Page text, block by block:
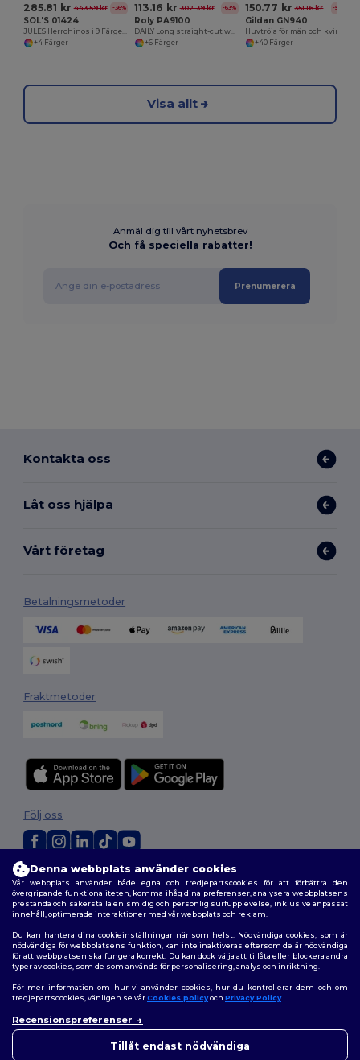
285.81 kr 443.59 kr -36%
SOL'S 01424
+4 Färger
113.16 kr 302.39 kr -63%
Roly PA9100
+6 Färger
150.77 kr 351.16 kr -57%
Gildan GN940
+40 Färger
Visa allt
Anmäl dig till vårt nyhetsbrev
Och få speciella rabatter!
Prenumerera
Kontakta oss
Låt oss hjälpa
Vårt företag
Betalningsmetoder
Fraktmetoder
2026. Alla rättigheter förbehållna
Allmänna Villkor|Anpassad policy| Integritetspolicy |Policy för cookies
|Karta över webbplatsen
Följ oss
Denna webbplats använder cookies
Vår webbplats använder både egna och tredjepartscookies för att förbättra den
övergripande funktionaliteten, komma ihåg dina preferenser, analysera webbplatsens
prestanda och säkerställa en smidig och personlig surfupplevelse, inklusive anpassat
innehåll, optimerade interaktioner med vår webbplats och reklam.
Du kan hantera dina cookieinställningar när som helst. Nödvändiga cookies, som är
nödvändiga för webbplatsens funktion, kan inte inaktiveras eftersom de är nödvändiga
för att webbplatsen ska fungera korrekt. Du kan dock välja att tillåta eller blockera andra
typer av cookies, som de som används för personalisering, analys och inriktning.
För mer information om hur vi använder cookies, hur du kontrollerar dem och om
tredjepartscookies, vänligen se vårCookies policyoch Privacy Policy.
Recensionspreferenser
Tillåt endast nödvändiga
funderingar kan du kontakta